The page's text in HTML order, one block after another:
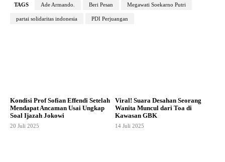
TAGS Ade Armando. Beri Pesan Megawati Soekarno Putri
partai solidaritas indonesia PDI Perjuangan
Kondisi Prof Sofian Effendi Setelah
Mendapat Ancaman Usai Ungkap
Soal Ijazah Jokowi
20 Juli 2025
Viral! Suara Desahan Seorang
Wanita Muncul dari Toa di
Kawasan GBK
14 Juli 2025